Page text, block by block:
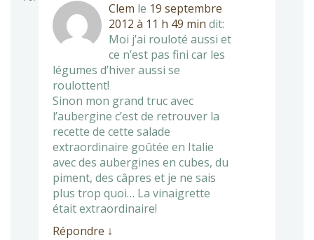
Clem le 19 septembre
2012 à 11 h 49 min dit:
Moi j’ai rouloté aussi et
ce n’est pas fini car les
légumes d’hiver aussi se
roulottent!
Sinon mon grand truc avec
l’aubergine c’est de retrouver la
recette de cette salade
extraordinaire goûtée en Italie
avec des aubergines en cubes, du
piment, des câpres et je ne sais
plus trop quoi… La vinaigrette
était extraordinaire!
Répondre ↓